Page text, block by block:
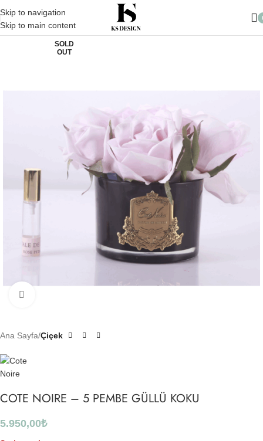
Skip to navigation
Skip to main content
10.000 TL üzeri Alışverişlerinizde Kargo Ücretsiz
SOLD
OUT
Ana Sayfa Çiçek
COTE NOIRE – 5 PEMBE GÜLLÜ KOKU
5.950,00₺